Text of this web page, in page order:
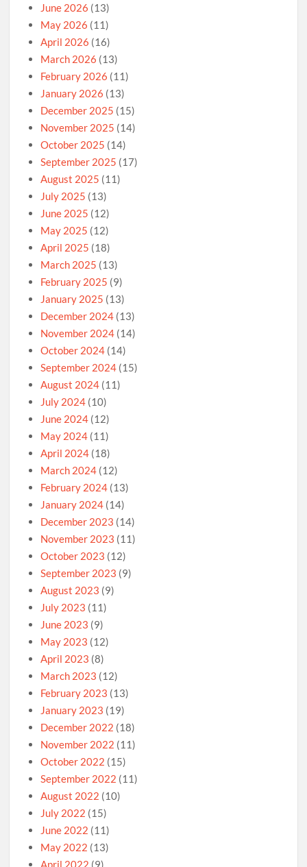
June 2026 (13)
May 2026 (11)
April 2026 (16)
March 2026 (13)
February 2026 (11)
January 2026 (13)
December 2025 (15)
November 2025 (14)
October 2025 (14)
September 2025 (17)
August 2025 (11)
July 2025 (13)
June 2025 (12)
May 2025 (12)
April 2025 (18)
March 2025 (13)
February 2025 (9)
January 2025 (13)
December 2024 (13)
November 2024 (14)
October 2024 (14)
September 2024 (15)
August 2024 (11)
July 2024 (10)
June 2024 (12)
May 2024 (11)
April 2024 (18)
March 2024 (12)
February 2024 (13)
January 2024 (14)
December 2023 (14)
November 2023 (11)
October 2023 (12)
September 2023 (9)
August 2023 (9)
July 2023 (11)
June 2023 (9)
May 2023 (12)
April 2023 (8)
March 2023 (12)
February 2023 (13)
January 2023 (19)
December 2022 (18)
November 2022 (11)
October 2022 (15)
September 2022 (11)
August 2022 (10)
July 2022 (15)
June 2022 (11)
May 2022 (13)
April 2022 (9)